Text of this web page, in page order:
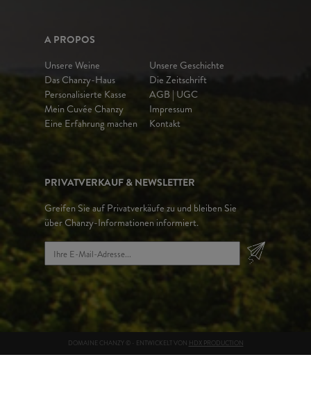
A PROPOS
Unsere Weine
Das Chanzy-Haus
Personalisierte Kasse
Mein Cuvée Chanzy
Eine Erfahrung machen
Unsere Geschichte
Die Zeitschrift
AGB | UGC
Impressum
Kontakt
PRIVATVERKAUF & NEWSLETTER
Greifen Sie auf Privatverkäufe zu und bleiben Sie
über Chanzy-Informationen informiert.
DOMAINE CHANZY © - ENTWICKELT VON HDX PRODUCTION